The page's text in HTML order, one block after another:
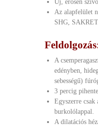
Az alapfelület
SHG,
A
edényben,
sebességű)
3 percig
Egyszerre
burkolólappal.
A dilatációs